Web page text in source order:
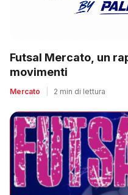
Futsal Mercato, un
movimenti
Mercato 2 min di lettura